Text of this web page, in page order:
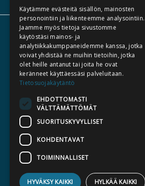
TIETOA MEISTÄ
TEKIJÄT
KATALOGIT
AJANKOHTAISTA
HALUATKO KIRJAILIJAKSI
LASKUTUSOSOITTEET
SILTALA.FI
Käytämme evästeitä sisällön, mainosten
personointiin ja liikenteemme analysointiin.
Jaamme myös tietoja sivustomme
käytöstäsi mainos- ja
analytiikkakumppaneidemme kanssa, jotka
voivat yhdistää ne muihin tietoihin, jotka
olet heille antanut tai joita he ovat
keränneet käyttäessäsi palveluitaan.
Tietosuojakäytäntö
EHDOTTOMASTI
VÄLTTÄMÄTTÖMÄT
SUORITUSKYVYLLISET
KOHDENTAVAT
TOIMINNALLISET
HYVÄKSY KAIKKI HYLKÄÄ KAIKKI